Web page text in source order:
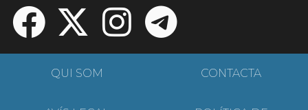
QUI SOM CONTACTA